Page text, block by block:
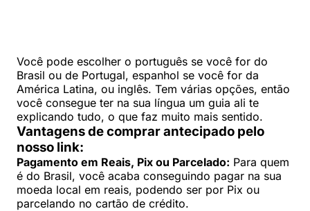
Você pode escolher o português se você for do
Brasil ou de Portugal, espanhol se você for da
América Latina, ou inglês. Tem várias opções, então
você consegue ter na sua língua um guia ali te
explicando tudo, o que faz muito mais sentido.
Vantagens de comprar antecipado pelo
nosso link:
Pagamento em Reais, Pix ou Parcelado: Para quem
é do Brasil, você acaba conseguindo pagar na sua
moeda local em reais, podendo ser por Pix ou
parcelando no cartão de crédito.